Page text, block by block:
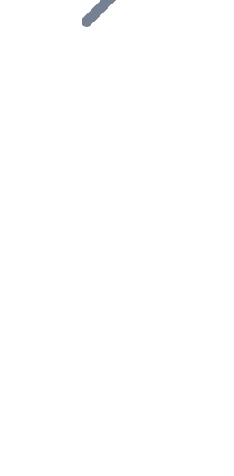
tu ecosistema.
distribuidores.
nuestro ecosistema.